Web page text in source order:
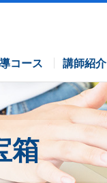
コース
ース 講師紹介
箱